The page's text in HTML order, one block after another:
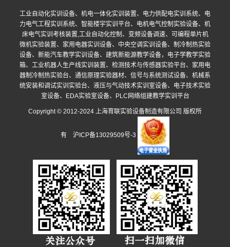
工业自动化实训设备、机电一体化实训装置、电力供配电实训系统、电
力电气工程实训系统、智能楼宇实训平台、电机电气控制实验设备、机
床电气实训考核装置,工业自动化控制、变频设备调速、可编程单片机
微机实验装置、家用电器实训设备、中央空调实训设备、制冷制热实验
设备、新能汽车教学实训设备、建筑新能源教学设备，电子学教学实验
箱、工业机器人生产线实训装置、检测技术与传感器实验平台、家用电
器制冷制热实验台、通信原理实验器材、信号与系统测试设备、机械系
统安装和调试实训实验台、液压与气动技术实训室设备、电子技术实验
室设备、EDA实验室设备、PLC网络组建教学实训平台
Copyright © 2012-2024 上海育联实验设备制造有限公司 版权所
有 沪ICP备13029509号-3